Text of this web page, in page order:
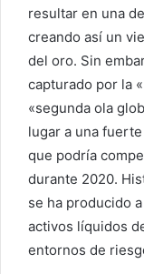
resultar en una
creando así un
del oro. Sin
capturado por la
«segunda ola
lugar a una
que podría
durante 2020.
se ha producido
activos líquidos
entornos de